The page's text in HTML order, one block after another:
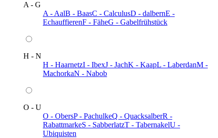
A - G
A - AalB - BaasC - CalculusD - dalbernE -
EchauffierenF - FäheG - Gabelfrühstück
H - N
H - HaarnetzI - IbexJ - JachK - KaapL - LaberdanM -
MachorkaN - Nabob
O - U
O - ObersP - PachulkeQ - QuacksalberR -
RabattmarkeS - SabberlatzT - TabernakelU -
Ubiquisten